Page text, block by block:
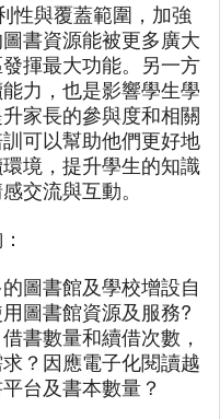
性與覆蓋範圍，加強
書資源能被更多廣大
揮最大功能。另一方
力，也是影響學生學
家長的參與度和相關
可以幫助他們更好地
境，提升學生的知識
交流與互動。
圖書館及學校增設自
圖書館資源及服務?
書數量和續借次數，
？因應電子化閱讀越
台及書本數量？